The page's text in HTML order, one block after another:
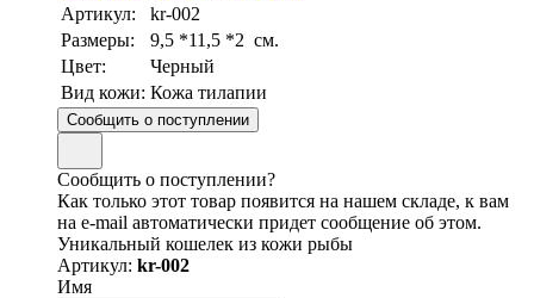
Артикул:
kr-002
Размеры:
9,5 *11,5 *2 см.
Цвет:
Черный
Вид кожи: Кожа тилапии
Сообщить о поступлении
Сообщить о поступлении?
Как только этот товар появится на нашем складе, к вам
на e-mail автоматически придет сообщение об этом.
Уникальный кошелек из кожи рыбы
Артикул: kr-002
Имя